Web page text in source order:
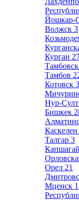
Йошкар-
Волжск 3
Курган
Тамбов
Котовск 3
Нур-
Бишкек
Каскелен
Талгар 3
Капшагай
Орел 21
Мценск 1